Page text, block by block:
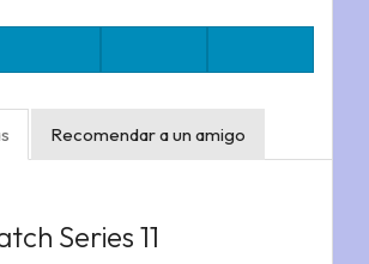
Recomendar a un amigo
Series 11